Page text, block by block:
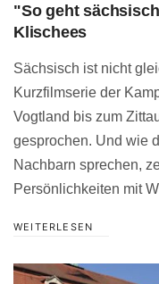
"So geht
Klischees
Sächsisch ist nicht
Kurzfilmserie der
Vogtland bis zum
gesprochen. Und wie
Nachbarn sprechen,
Persönlichkeiten mit
WEITERLESEN